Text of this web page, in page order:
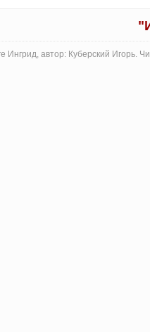
Ингрид, автор: Куберский Игорь.